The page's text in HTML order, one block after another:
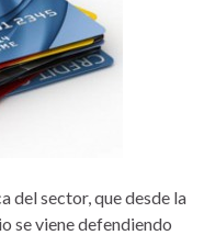
del sector, que desde la
se viene defendiendo